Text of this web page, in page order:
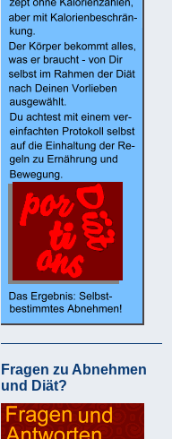
Fragen zu Abnehmen
und Diät?